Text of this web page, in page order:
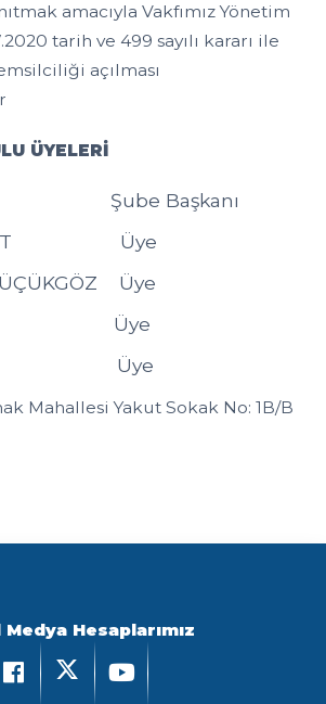
amacıyla Vakfımız Yönetim
tarih ve 499 sayılı kararı ile
açılması
ÜYELERİ
Şube Başkanı
Üye
Üye
Üye
Üye
Mahallesi Yakut Sokak No: 1B/B
Hesaplarımız